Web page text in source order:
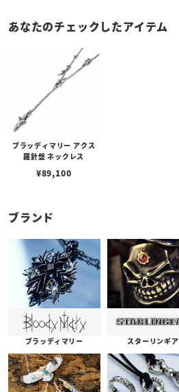
あなたのチェックしたアイテム
ブラッディマリー アクス
羅針盤 ネックレス
¥89,100
ブランド
ブラッディマリー スターリンギア